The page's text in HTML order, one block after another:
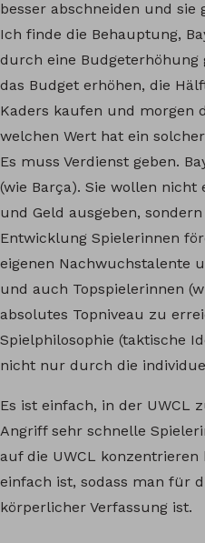
besser abschneiden und sie
Ich finde die Behauptung,
durch eine Budgeterhöhung
das Budget erhöhen, die
Kaders kaufen und morgen
welchen Wert hat ein
Es muss Verdienst geben.
(wie Barça). Sie wollen
und Geld ausgeben,
Entwicklung Spielerinnen
eigenen Nachwuchstalente
und auch Topspielerinnen
absolutes Topniveau zu
Spielphilosophie (taktische
nicht nur durch die
Es ist einfach, in der UWCL
Angriff sehr schnelle
auf die UWCL konzentrieren
einfach ist, sodass man für
körperlicher Verfassung ist.